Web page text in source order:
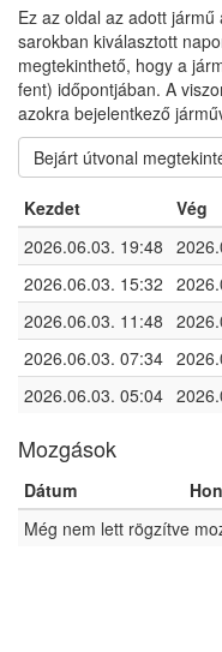
Ez az oldal az adott
sarokban kiválasztott
megtekinthető, hogy a
fent) időpontjában. A
azokra bejelentkező
Bejárt útvonal
Kezdet Vég
2026.06.03. 19:48
2026.06.03. 15:32
2026.06.03. 11:48
2026.06.03. 07:34
2026.06.03. 05:04
Mozgások
Dátum
Még nem lett rögzítve